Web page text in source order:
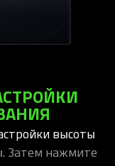
высоты
Затем нажмите